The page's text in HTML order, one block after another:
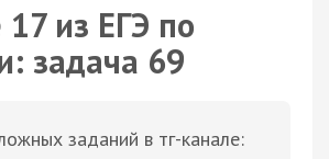
из ЕГЭ по
задача 69
заданий в тг-канале: